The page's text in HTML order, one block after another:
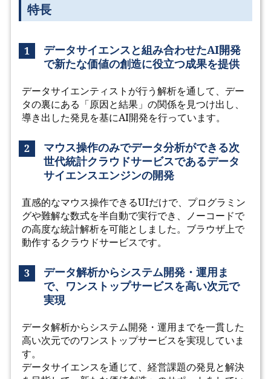
特長
1
データサイエンスと組み合わせたAI開発
で新たな価値の創造に役立つ成果を提供
データサイエンティストが行う解析を通して、デー
タの裏にある「原因と結果」の関係を見つけ出し、
導き出した発見を基にAI開発を行っています。
2
マウス操作のみでデータ分析ができる次
世代統計クラウドサービスであるデータ
サイエンスエンジンの開発
直感的なマウス操作できるUIだけで、プログラミン
グや難解な数式を半自動で実行でき、ノーコードで
の高度な統計解析を可能としました。ブラウザ上で
動作するクラウドサービスです。
3
データ解析からシステム開発・運用ま
で、ワンストップサービスを高い次元で
実現
データ解析からシステム開発・運用までを一貫した
高い次元でのワンストップサービスを実現していま
す。
データサイエンスを通じて、経営課題の発見と解決